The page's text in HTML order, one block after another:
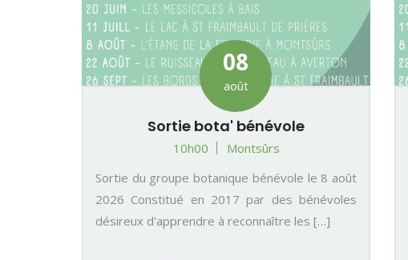
08
août
Sortie bota' bénévole
10h00
Montsûrs
Sortie du groupe botanique bénévole le 8 août
2026 Constitué en 2017 par des bénévoles
désireux d'apprendre à reconnaître les […]